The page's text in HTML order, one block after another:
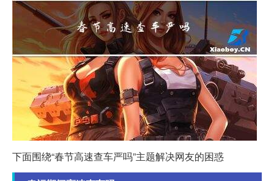
下面围绕“春节高速查车严吗”主题解决网友的困惑